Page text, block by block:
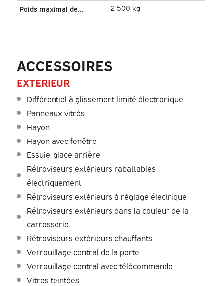
Poids maximal de
2 500 kg
ACCESSOIRES
EXTERIEUR
Différentiel à glissement limité électronique
Panneaux vitrés
Hayon
Hayon avec fenêtre
Essuie-glace arrière
Rétroviseurs extérieurs rabattables
électriquement
Rétroviseurs extérieurs à réglage électrique
Rétroviseurs extérieurs dans la couleur de la
carrosserie
Rétroviseurs extérieurs chauffants
Verrouillage central de la porte
Verrouillage central avec télécommande
Vitres teintées